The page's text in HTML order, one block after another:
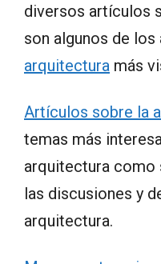
diversos artículos
son algunos de
arquitectura más
Artículos sobre la
temas más
arquitectura como
las discusiones y
arquitectura.